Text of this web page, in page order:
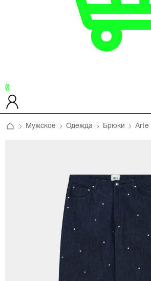
0
Мужское Одежда Брюки Arte